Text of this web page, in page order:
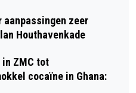
aanpassingen zeer
Houthavenkade
in ZMC tot
cocaïne in Ghana: